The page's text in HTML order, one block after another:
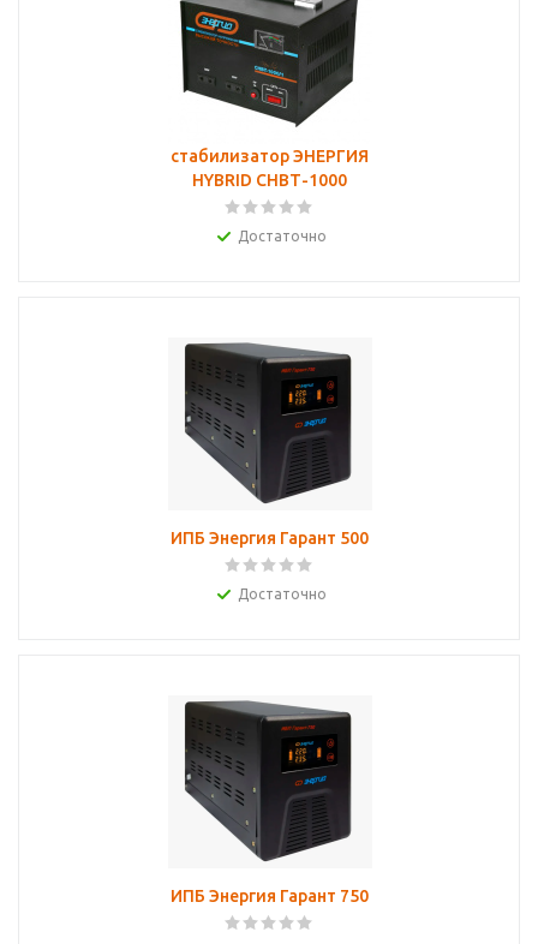
стабилизатор ЭНЕРГИЯ
HYBRID СНВТ-1000
Достаточно
ИПБ Энергия Гарант 500
Достаточно
ИПБ Энергия Гарант 750